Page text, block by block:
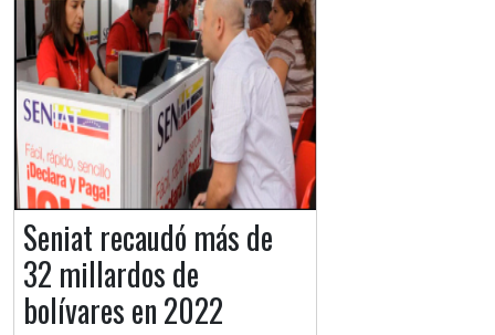
Seniat recaudó más de
32 millardos de
bolívares en 2022